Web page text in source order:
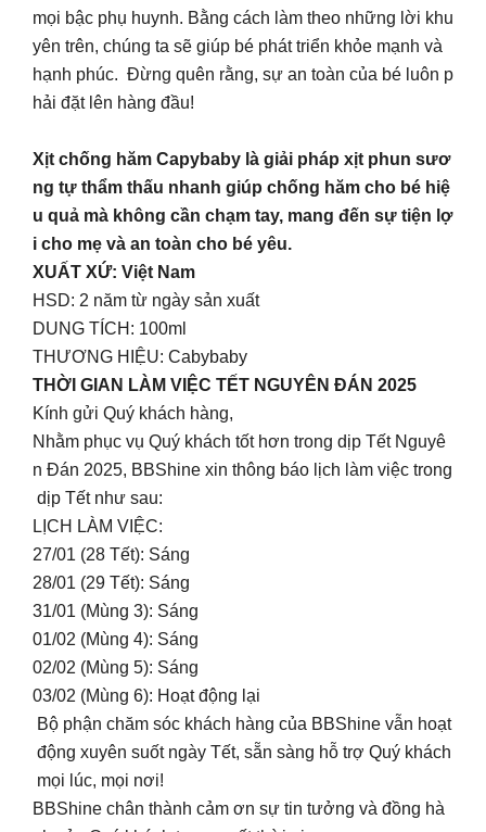
mọi bậc phụ huynh. Bằng cách làm theo những lời khu
yên trên, chúng ta sẽ giúp bé phát triển khỏe mạnh và
hạnh phúc. Đừng quên rằng, sự an toàn của bé luôn p
hải đặt lên hàng đầu!
Xịt chống hăm Capybaby là giải pháp xịt phun sươ
ng tự thẩm thấu nhanh giúp chống hăm cho bé hiệ
u quả mà không cần chạm tay, mang đến sự tiện lợ
i cho mẹ và an toàn cho bé yêu.
XUẤT XỨ: Việt Nam
HSD: 2 năm từ ngày sản xuất
DUNG TÍCH: 100ml
THƯƠNG HIỆU: Cabybaby
THỜI GIAN LÀM VIỆC TẾT NGUYÊN ĐÁN 2025
Kính gửi Quý khách hàng,
Nhằm phục vụ Quý khách tốt hơn trong dịp Tết Nguyê
n Đán 2025, BBShine xin thông báo lịch làm việc trong
dịp Tết như sau:
LỊCH LÀM VIỆC:
27/01 (28 Tết): Sáng
28/01 (29 Tết): Sáng
31/01 (Mùng 3): Sáng
01/02 (Mùng 4): Sáng
02/02 (Mùng 5): Sáng
03/02 (Mùng 6): Hoạt động lại
Bộ phận chăm sóc khách hàng của BBShine vẫn hoạt
động xuyên suốt ngày Tết, sẵn sàng hỗ trợ Quý khách
mọi lúc, mọi nơi!
BBShine chân thành cảm ơn sự tin tưởng và đồng hà